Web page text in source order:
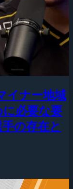
イナー地域
必要な要
の存在と